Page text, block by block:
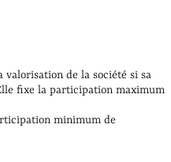
de la société si sa
fixe la participation maximum
minimum de